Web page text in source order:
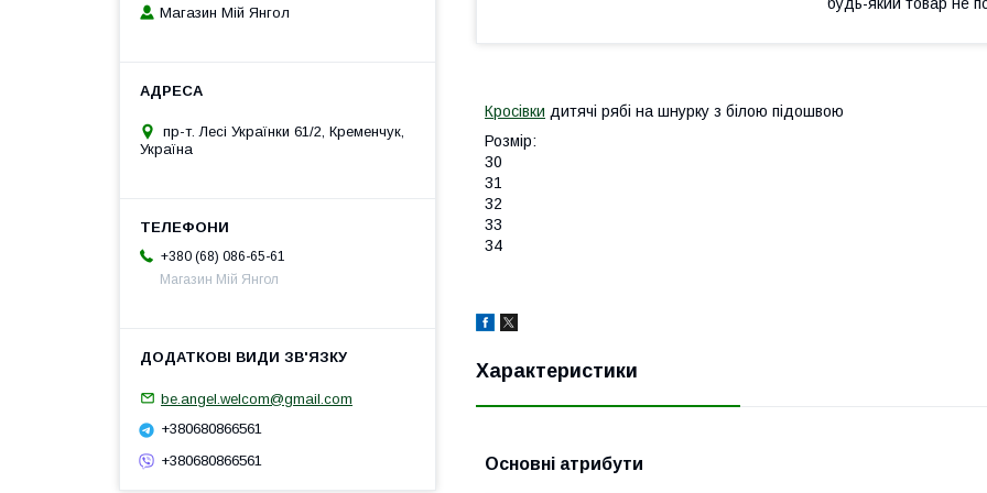
Кросівки дитячі рябі на шнурку з білою підошвою
Розмір:
30
31
32
33
34
Характеристики
Основні атрибути
Магазин Мій Янгол
пр-т. Лесі Українки 61/2, Кременчук,
Україна
+380 (68) 086-65-61
Магазин Мій Янгол
be.angel.welcom@gmail.com
+380680866561
+380680866561